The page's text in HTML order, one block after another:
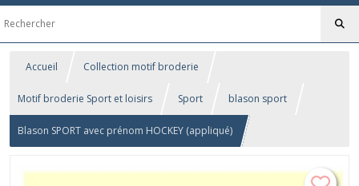
Accueil Collection motif broderie
Motif broderie Sport et loisirs Sport blason sport
Blason SPORT avec prénom HOCKEY (appliqué)